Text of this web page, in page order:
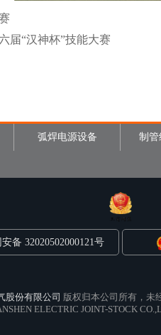
届“汉神杯”技能大赛
弧焊电源设备 制管
备 32020502000121号
股份有限公司 版权归本公司所有，未
ELECTRIC JOINT-STOCK